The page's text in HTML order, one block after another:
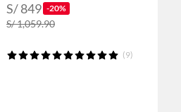
S/ 849 -20%
S/ 1,059.90
(9)